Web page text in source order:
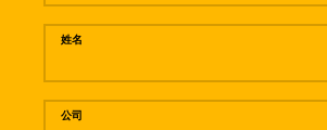
姓名
公司